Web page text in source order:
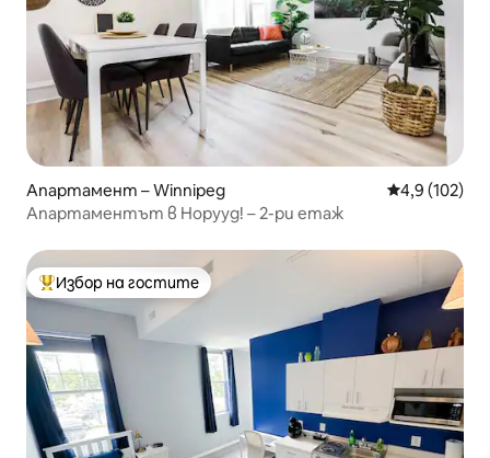
Апартамент – Winnipeg Средна
4,9 (102)
Апартаментът в Норууд! – 2-ри етаж
Най-популярен избор на гостите
Избор на гостите